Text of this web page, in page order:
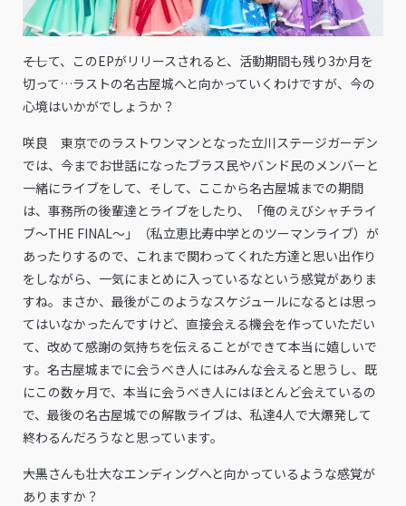
――そして、このEPがリリースされると、活動期間も残り3か月を
切って…ラストの名古屋城へと向かっていくわけですが、今の
心境はいかがでしょうか？
咲良 東京でのラストワンマンとなった立川ステージガーデン
では、今までお世話になったブラス民やバンド民のメンバーと
一緒にライブをして、そして、ここから名古屋城までの期間
は、事務所の後輩達とライブをしたり、「俺のえびシャチライ
ブ〜THE FINAL〜」（私立恵比寿中学とのツーマンライブ）が
あったりするので、これまで関わってくれた方達と思い出作り
をしながら、一気にまとめに入っているなという感覚がありま
すね。まさか、最後がこのようなスケジュールになるとは思っ
てはいなかったんですけど、直接会える機会を作っていただい
て、改めて感謝の気持ちを伝えることができて本当に嬉しいで
す。名古屋城までに会うべき人にはみんな会えると思うし、既
にこの数ヶ月で、本当に会うべき人にはほとんど会えているの
で、最後の名古屋城での解散ライブは、私達4人で大爆発して
終わるんだろうなと思っています。
――大黒さんも壮大なエンディングへと向かっているような感覚が
ありますか？